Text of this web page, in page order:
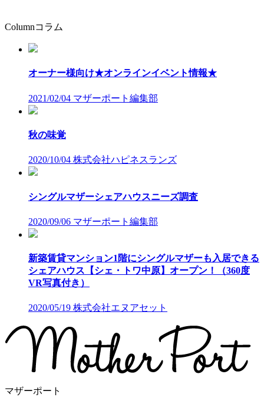
Columnコラム
オーナー様向け★オンラインイベント情報★
2021/02/04 マザーポート編集部
秋の味覚
2020/10/04 株式会社ハピネスランズ
シングルマザーシェアハウスニーズ調査
2020/09/06 マザーポート編集部
新築賃貸マンション1階にシングルマザーも入居できる
シェアハウス【シェ・トワ中原】オープン！（360度
VR写真付き）
2020/05/19 株式会社エヌアセット
マザーポート